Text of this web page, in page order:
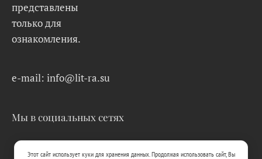
представлены
только для
ознакомления.
e-mail: info@lit-ra.su
Мы в социальных сетях
Этот сайт использует куки для хранения данных. Продолжая использовать сайт, Вы